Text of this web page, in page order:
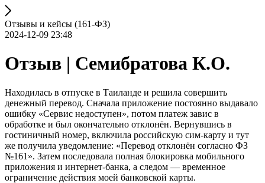
Отзывы и кейсы (161-ФЗ)
2024-12-09 23:48
Отзыв | Семибратова К.О.
Находилась в отпуске в Таиланде и решила совершить
денежный перевод. Сначала приложение постоянно выдавало
ошибку «Сервис недоступен», потом платеж завис в
обработке и был окончательно отклонён. Вернувшись в
гостиничный номер, включила российскую сим-карту и тут
же получила уведомление: «Перевод отклонён согласно ФЗ
№161». Затем последовала полная блокировка мобильного
приложения и интернет-банка, а следом — временное
ограничение действия моей банковской карты.